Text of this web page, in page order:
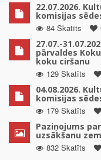
22.07.2026.
komisijas
84 Skatīts
27.07.-
pārvaldes
koku ciršanu
129 Skatīts
04.08.2026.
komisijas
179 Skatīts
Paziņojums
uzsākšanu
832 Skatīts